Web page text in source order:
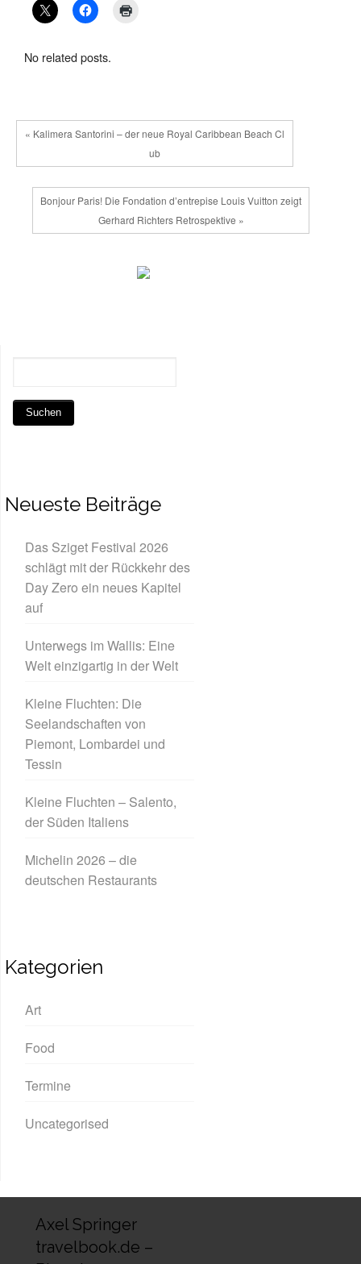
No related posts.
« Kalimera Santorini – der neue Royal Caribbean Beach Cl
ub
Bonjour Paris! Die Fondation d’entrepise Louis Vuitton zeigt
Gerhard Richters Retrospektive »
Neueste Beiträge
Das Sziget Festival 2026
schlägt mit der Rückkehr des
Day Zero ein neues Kapitel
auf
Unterwegs im Wallis: Eine
Welt einzigartig in der Welt
Kleine Fluchten: Die
Seelandschaften von
Piemont, Lombardei und
Tessin
Kleine Fluchten – Salento,
der Süden Italiens
Michelin 2026 – die
deutschen Restaurants
Kategorien
Art
Food
Termine
Uncategorised
Axel Springer
travelbook.de –